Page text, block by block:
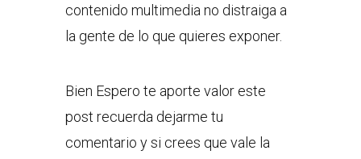
contenido multimedia no distraiga a
la gente de lo que quieres exponer.
Bien Espero te aporte valor este
post recuerda dejarme tu
comentario y si crees que vale la